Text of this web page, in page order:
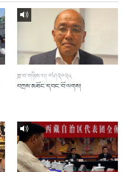
ཟླ་བ་གཉིས་པ། ༠༦།༢༠༢༥
བཀྲས་མཐོང་དབང་བོ་ལགས།